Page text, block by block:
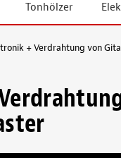
Tonhölzer
+ Verdrahtung von